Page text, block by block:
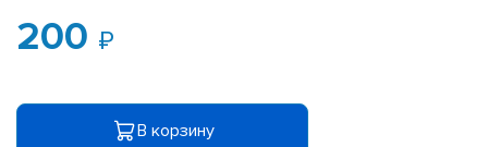
200
В корзину